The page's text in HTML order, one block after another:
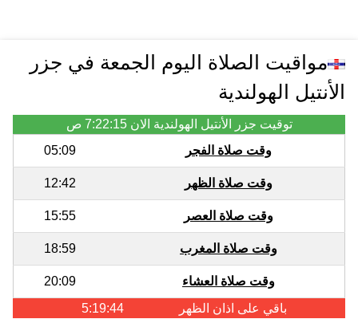
مواقيت الصلاة اليوم الجمعة في جزر
الأنتيل الهولندية
توقيت جزر الأنتيل الهولندية الان7:22:15 ص
وقت صلاة الفجر
05:09
وقت صلاة الظهر 12:42
وقت صلاة العصر 15:55
وقت صلاة المغرب 18:59
وقت صلاة العشاء
20:09
باقي على اذان الظهر
5:19:43